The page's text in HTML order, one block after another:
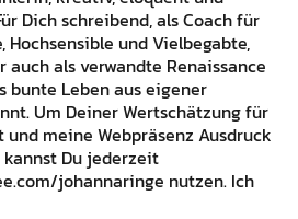
Dich schreibend, als Coach für
Hochsensible und Vielbegabte,
auch als verwandte Renaissance
bunte Leben aus eigener
Um Deiner Wertschätzung für
meine Webpräsenz Ausdruck
Du jederzeit
johannaringe nutzen. Ich